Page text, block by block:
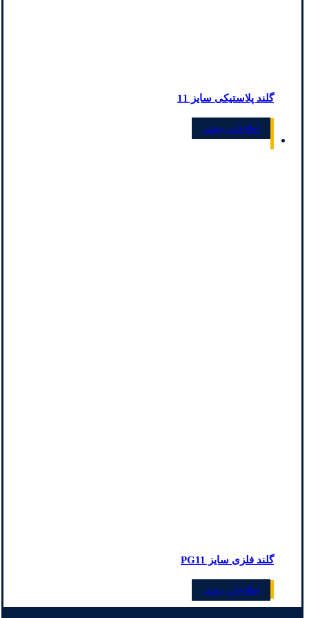
گلند پلاستیکی سایز 11
اطلاعات بیشتر
گلند فلزی سایز PG11
اطلاعات بیشتر